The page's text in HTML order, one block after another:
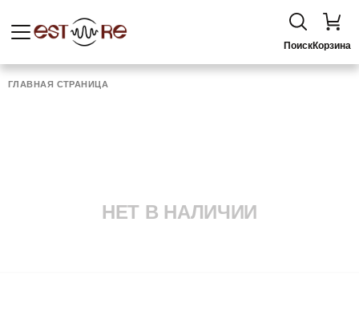
ПоискКорзина
ГЛАВНАЯ СТРАНИЦА
НЕТ В НАЛИЧИИ